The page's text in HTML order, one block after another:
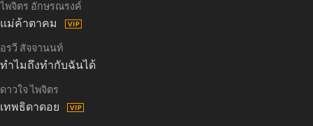
ไพจิตร อักษรณรงค์
แม่ค้าตาคม
อรวี สัจจานนท์
ทำไมถึงทำกับฉันได้
ดาวใจ ไพจิตร
เทพธิดาดอย